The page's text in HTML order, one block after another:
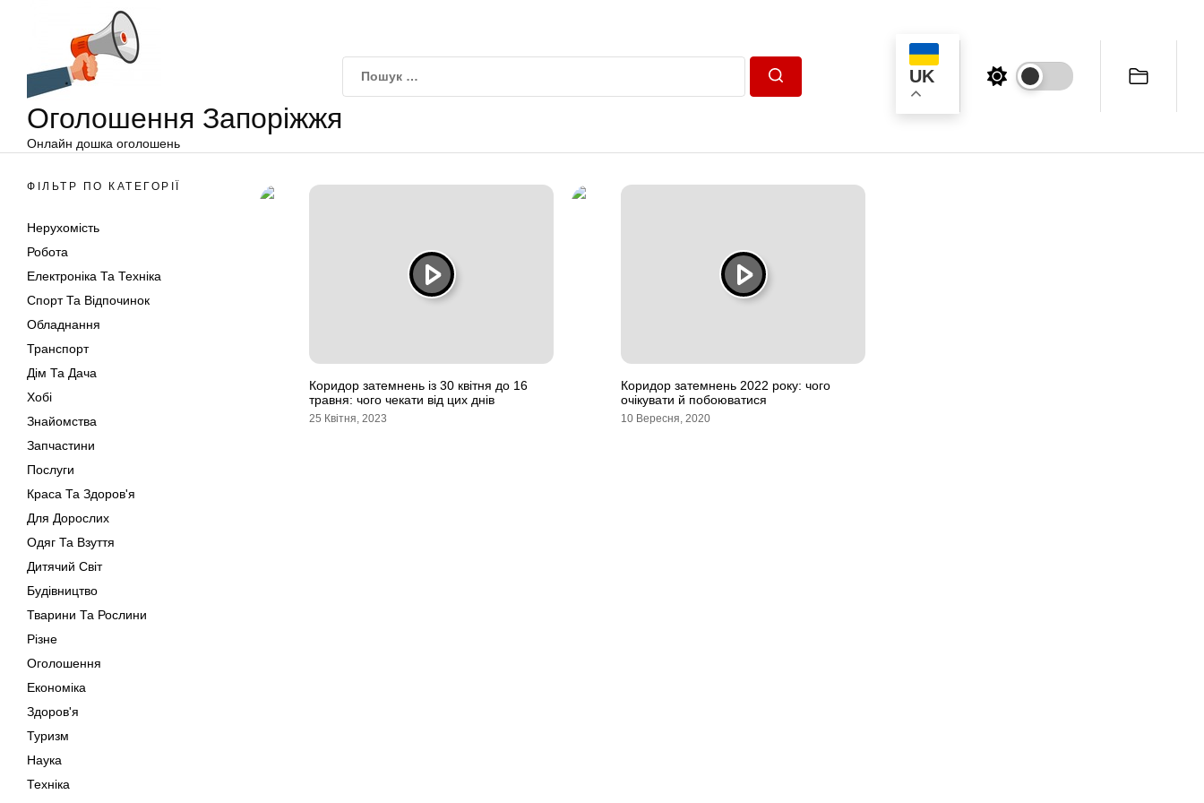
Оголошення Запоріжжя
Онлайн дошка оголошень
UK
ФІЛЬТР ПО КАТЕГОРІЇ
Нерухомість
Робота
Електроніка Та Техніка
Спорт Та Відпочинок
Обладнання
Транспорт
Дім Та Дача
Хобі
Знайомства
Запчастини
Послуги
Краса Та Здоров'я
Для Дорослих
Одяг Та Взуття
Дитячий Світ
Будівництво
Тварини Та Рослини
Різне
Оголошення
Економіка
Здоров'я
Туризм
Наука
Техніка
Коридор затемнень із 30 квітня до 16
травня: чого чекати від цих днів
25 Квітня, 2023
Коридор затемнень 2022 року: чого
очікувати й побоюватися
10 Вересня, 2020